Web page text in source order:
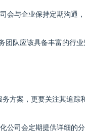
会与企业保持定期沟通
队应该具备丰富的行
方案，更要关注其追踪
公司会定期提供详细的